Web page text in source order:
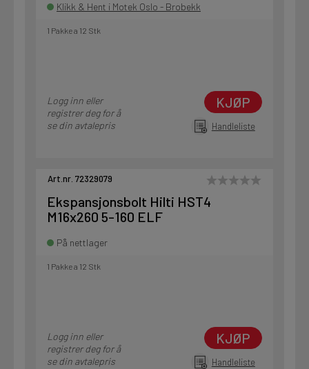
Klikk & Hent i Motek Oslo - Brobekk
1 Pakke a 12 Stk
Logg inn eller
registrer deg for å
se din avtalepris
KJØP
Handleliste
Art.nr. 72329079
Ekspansjonsbolt Hilti HST4
M16x260 5-160 ELF
På nettlager
1 Pakke a 12 Stk
Logg inn eller
registrer deg for å
se din avtalepris
KJØP
Handleliste